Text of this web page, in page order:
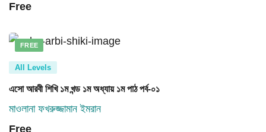
Free
FREE
All Levels
এসো আরবী শিখি ১ম খন্ড ১ম অধ্যায় ১ম পাঠ পর্ব-০১
মাওলানা ফখরুজ্জামান ইমরান
Free